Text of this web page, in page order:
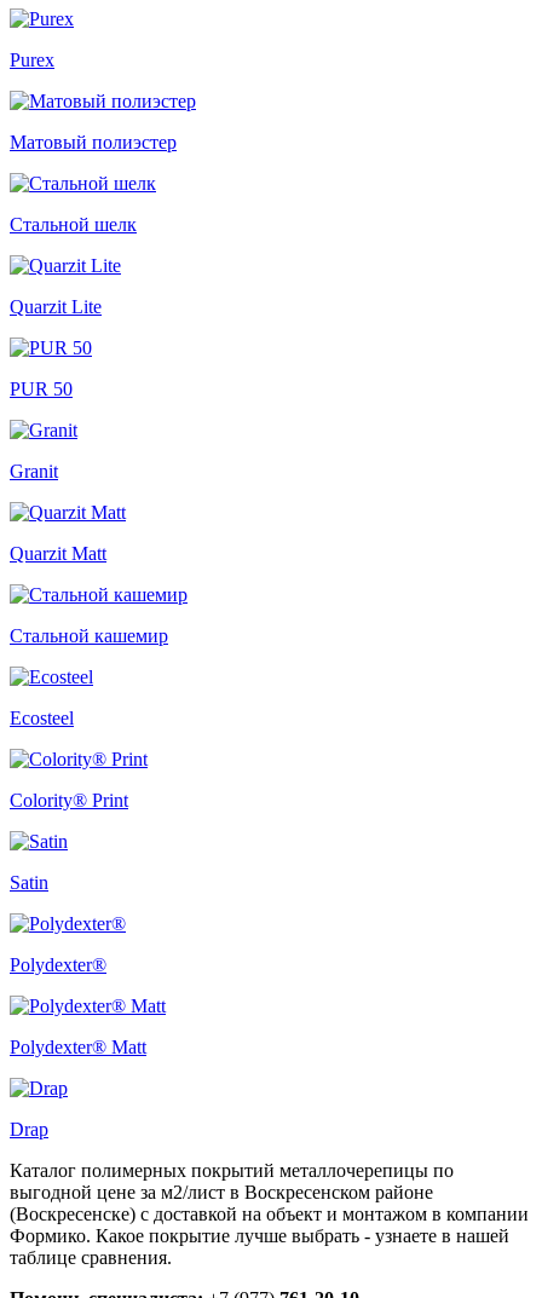
Purex
Матовый полиэстер
Стальной шелк
Quarzit Lite
PUR 50
Granit
Quarzit Matt
Стальной кашемир
Ecosteel
Colority® Print
Satin
Polydexter®
Polydexter® Matt
Drap
Каталог полимерных покрытий металлочерепицы по
выгодной цене за м2/лист в Воскресенском районе
(Воскресенске) с доставкой на объект и монтажом в компании
Формико. Какое покрытие лучше выбрать - узнаете в нашей
таблице сравнения.